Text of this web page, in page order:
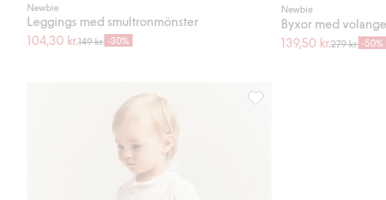
Newbie
Leggings med smultronmönster
104,30 kr.149 kr. -30%
Newbie
Byxor med
139,50 kr.279 kr. -50%